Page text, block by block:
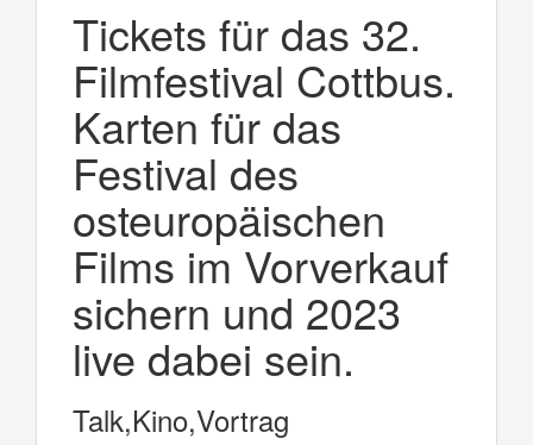
Tickets für das 32.
Filmfestival Cottbus.
Karten für das
Festival des
osteuropäischen
Films im Vorverkauf
sichern und 2023
live dabei sein.
Talk,Kino,Vortrag